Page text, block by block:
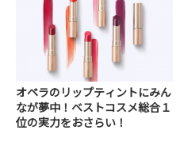
オペラのリップティントにみん
なが夢中！ベストコスメ総合１
位の実力をおさらい！